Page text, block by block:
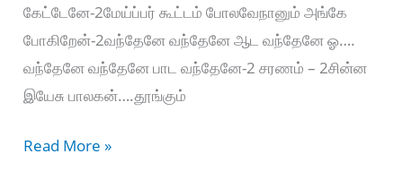
கேட்டேனே-2மேய்ப்பர் கூட்டம் போலவேநானும் அங்கே
போகிறேன்-2வந்தேனே வந்தேனே ஆட வந்தேனே ஓ….
வந்தேனே வந்தேனே பாட வந்தேனே-2 சரணம் – 2சின்ன
இயேசு பாலகன்….தூங்கும்
Ullamazhil
Read More »